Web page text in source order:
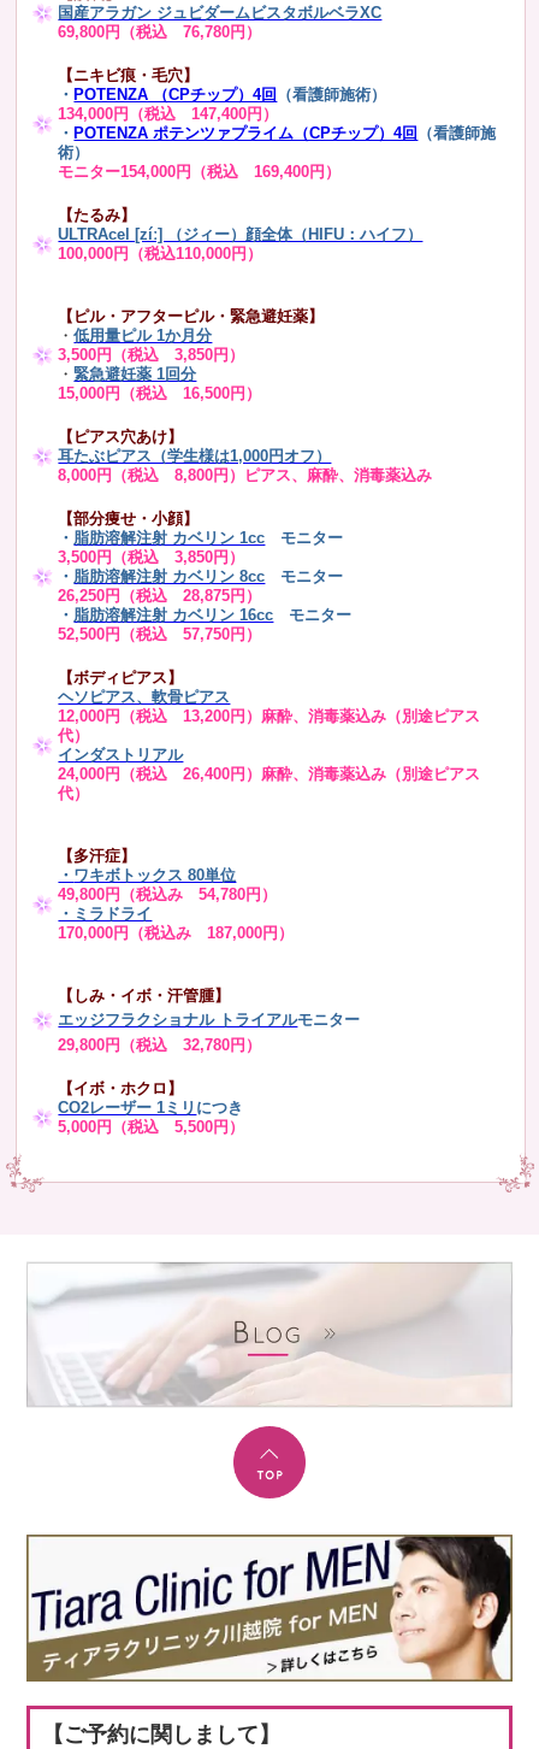
国産アラガン ジュビダームビスタボルベラXC
69,800円（税込 76,780円）
【ニキビ痕・毛穴】
・ POTENZA （CPチップ）4回
（看護師施術）
134,000円（税込 147,400円）
・ POTENZA ポテンツァプライム（CPチップ）4回
（看護師施
術）
モニター154,000円（税込 169,400円）
【たるみ】
ULTRAcel [zíː] （ジィー）顔全体（HIFU：ハイフ）
100,000円（税込110,000円）
【ピル・アフターピル・緊急避妊薬】
・低用量ピル 1か月分
3,500円（税込 3,850円）
・緊急避妊薬 1回分
15,000円（税込 16,500円）
【ピアス穴あけ】
耳たぶピアス（学生様は1,000円オフ）
8,000円（税込 8,800円）ピアス、麻酔、消毒薬込み
【部分痩せ・小顔】
・ 脂肪溶解注射 カベリン 1cc モニター
3,500円（税込 3,850円）
・ 脂肪溶解注射 カベリン 8cc モニター
26,250円（税込 28,875円）
・ 脂肪溶解注射 カベリン 16cc
モニター
52,500円（税込 57,750円）
【ボディピアス】
ヘソピアス、軟骨ピアス
12,000円（税込 13,200円）麻酔、消毒薬込み（別途ピアス
代）
インダストリアル
24,000円（税込 26,400円）麻酔、消毒薬込み（別途ピアス
代）
【多汗症】
・ ワキボトックス 80単位
49,800円（税込み 54,780円）
・ミラドライ
170,000円（税込み 187,000円）
【しみ・イボ・汗管腫】
エッジフラクショナル トライアルモニター
29,800円（税込 32,780円）
【イボ・ホクロ】
CO2レーザー 1ミリ につき
5,000円（税込 5,500円）
【ご予約に関しまして】